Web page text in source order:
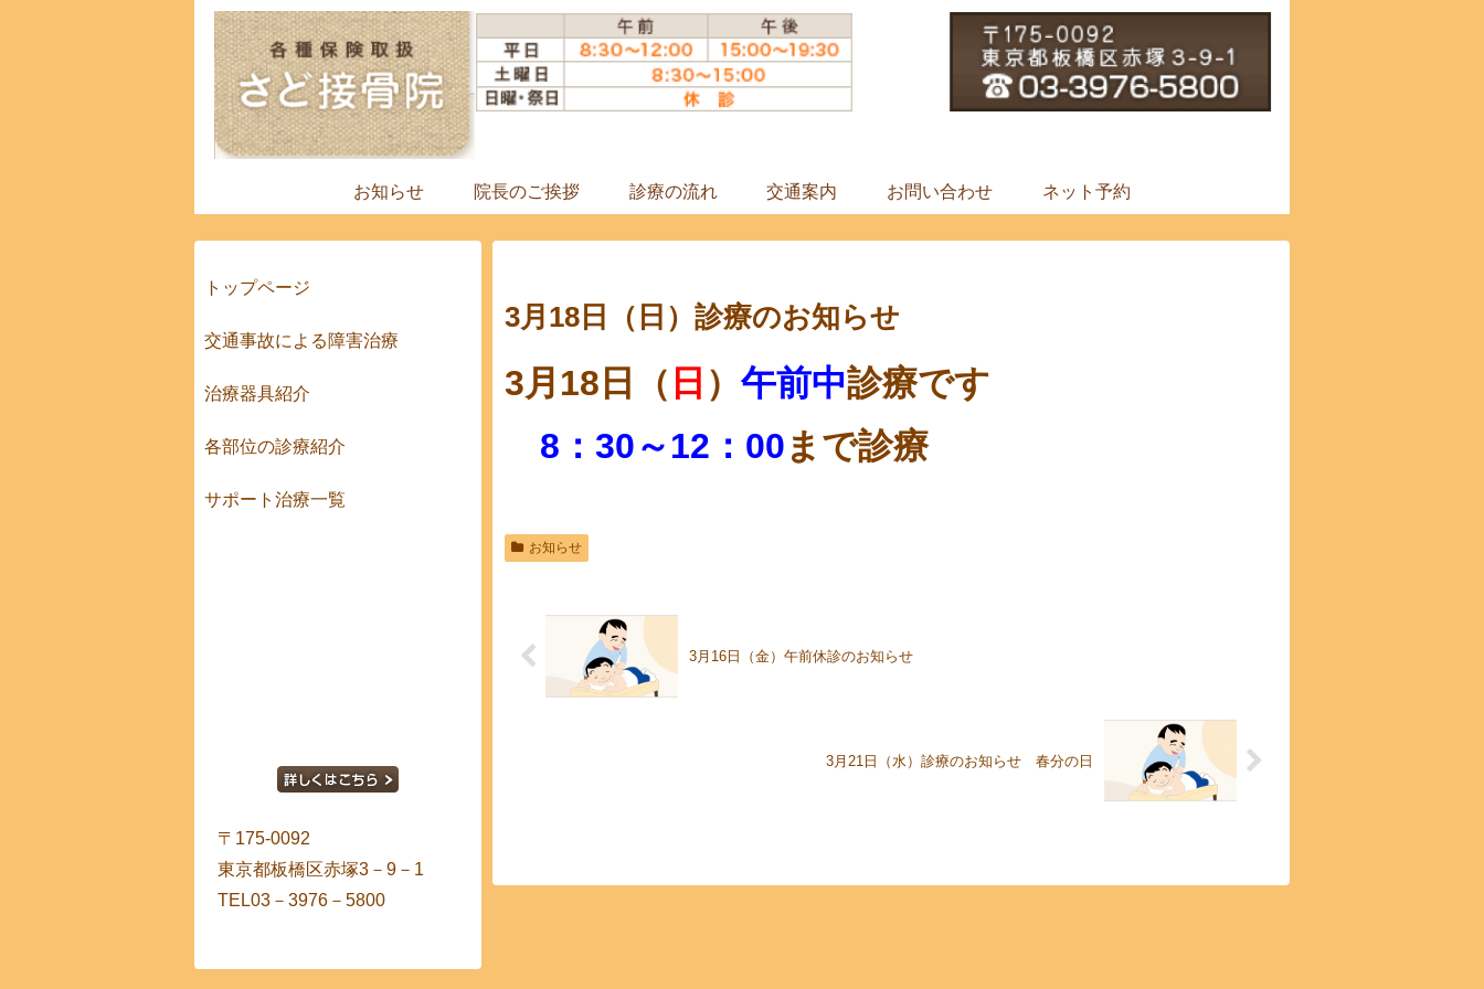
お知らせ 院長のご挨拶 診療の流れ 交通案内 お問い合わせ ネット予約
3月18日（日）診療のお知らせ
3月18日（ 日 ） 午前中診療です
8：30～12：00まで診療
お知らせ
3月16日（金）午前休診のお知らせ
3月21日（水）診療のお知らせ 春分の日
トップページ
交通事故による障害治療
治療器具紹介
各部位の診療紹介
サポート治療一覧
〒175-0092
東京都板橋区赤塚3－9－1
TEL03－3976－5800